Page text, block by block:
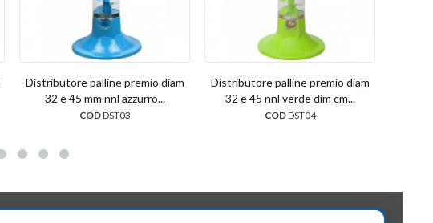
Distributore palline premio diam
32 e 45 mm nnl azzurro...
CODDST03
Distributore palline premio diam
32 e 45 nnl verde dim cm...
CODDST04